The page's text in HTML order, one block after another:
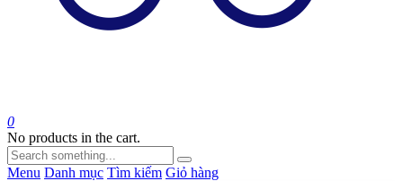
0
No products in the cart.
Menu Danh mục Tìm kiếm Giỏ hàng